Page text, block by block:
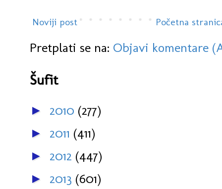
Noviji post Početna
Pretplati se na: Objavi komentare
Šufit
► 2010 (277)
► 2011 (411)
► 2012 (447)
► 2013 (601)